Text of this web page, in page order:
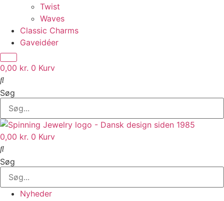
Twist
Waves
Classic Charms
Gaveidéer
0,00 kr. 0 Kurv
Søg
0,00 kr. 0 Kurv
Søg
Nyheder